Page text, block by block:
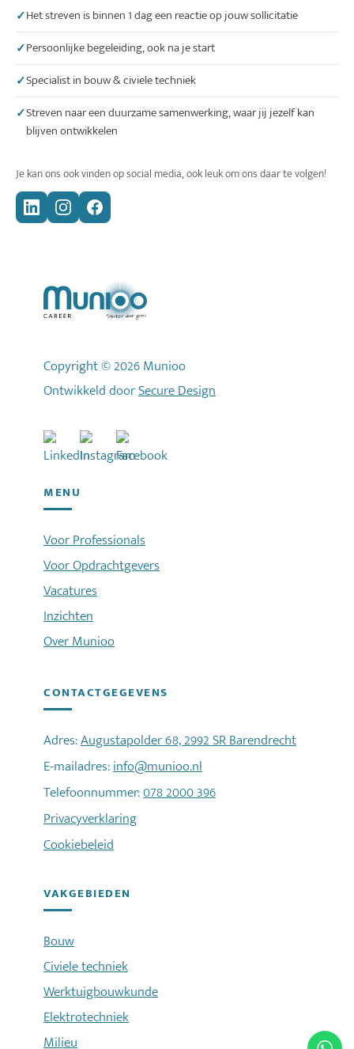
Het streven is binnen 1 dag een reactie op jouw sollicitatie
Persoonlijke begeleiding, ook na je start
Specialist in bouw & civiele techniek
Streven naar een duurzame samenwerking, waar jij jezelf kan
blijven ontwikkelen
Je kan ons ook vinden op social media, ook leuk om ons daar te volgen!
Copyright © 2026 Munioo
Ontwikkeld doorSecure Design
MENU
Voor Professionals
Voor Opdrachtgevers
Vacatures
Inzichten
Over Munioo
CONTACTGEGEVENS
Adres:Augustapolder 68, 2992 SR Barendrecht
E-mailadres:info@munioo.nl
Telefoonnummer:078 2000 396
Privacyverklaring
Cookiebeleid
VAKGEBIEDEN
Bouw
Civiele techniek
Werktuigbouwkunde
Elektrotechniek
Milieu